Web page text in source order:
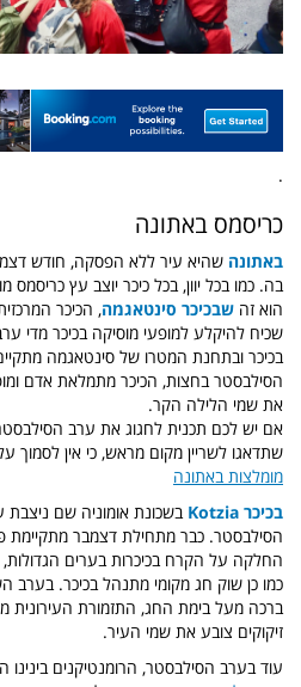
.
כריסמס באתונה
באתונה שהיא עיר ללא הפסקה, חודש
בה. כמו בכל יוון, בכל כיכר יוצב עץ
הוא זה שבכיכר סינטאגמה, הכיכר
שכיח להיקלע למופעי מוסיקה בכיכר מדי
בכיכר ובתחנת המטרו של סינטאגמה
הסילבסטר בחצות, הכיכר מתמלאת אדם
את שמי הלילה הקר.
אם יש לכם תכנית לחגוג את ערב
שתדאגו לשריין מקום מראש, כי אין לסמוך
מומלצות באתונה
בכיכר Kotzia
בשכונת אומוניה שם ניצבת
הסילבסטר. כבר מתחילת דצמבר מתקיימת
כמו כן שוק חג מקומי מתנהל בכיכר.
ברכה מעל בימת החג, התזמורת העירונית
זיקוקים צובע את שמי העיר.
עוד בערב הסילבסטר, הרומנטיקנים בינינו